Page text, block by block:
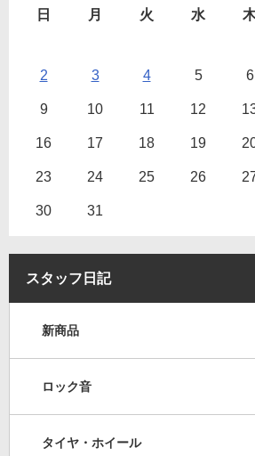
日 月 火 水
2 3 4 5 6
9 10 11 12
16 17 18 19
23 24 25 26
30 31
スタッフ日記
新商品
ロック音
タイヤ・ホイール